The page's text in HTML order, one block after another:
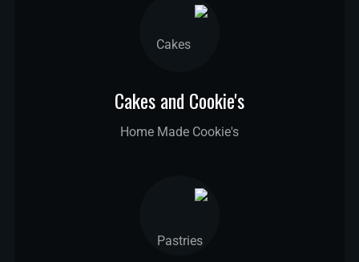
Cakes and Cookie's
Home Made Cookie's